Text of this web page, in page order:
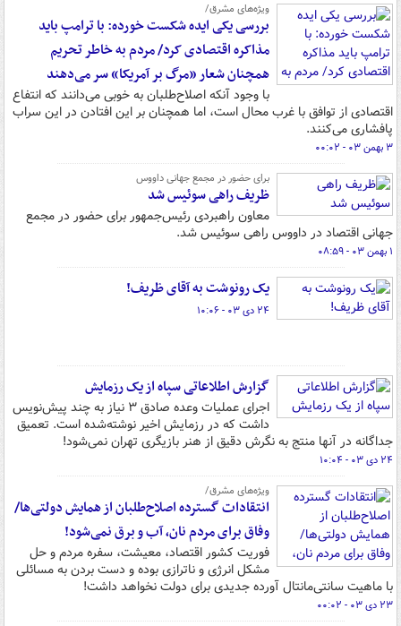
ویژه‌های مشرق/
بررسی یکی ایده شکست خورده: با ترامپ باید
مذاکره اقتصادی کرد/ مردم به خاطر تحریم
همچنان شعار «مرگ بر آمریکا» سر می‌دهند
با وجود آنکه اصلاح‌طلبان به خوبی می‌دانند که انتفاع
اقتصادی از توافق با غرب محال است، اما همچنان بر این افتادن در این سراب
پافشاری می‌کنند.
۳ بهمن ۰۳ - ۰۰:۰۲
برای حضور در مجمع جهانی داووس
ظریف راهی سوئیس شد
معاون راهبردی رئیس‌جمهور برای حضور در مجمع
جهانی اقتصاد در داووس راهی سوئیس شد.
۱ بهمن ۰۳ - ۰۸:۵۹
یک رونوشت به آقای ظریف!
۲۴ دی ۰۳ - ۱۰:۰۶
گزارش اطلاعاتی سپاه از یک رزمایش
اجرای عملیات وعده صادق ۳ نیاز به چند پیش‌نویس
داشت که در رزمایش اخیر نوشته‌شده است. تعمیق
جداگانه در آنها منتج به نگرش دقیق از هنر بازیگری تهران نمی‌شود!
۲۴ دی ۰۳ - ۱۰:۰۴
ویژه‌های مشرق/
انتقادات گسترده اصلاح‌طلبان از همایش دولتی‌ها/
وفاق برای مردم نان، آب و برق نمی‌شود!
فوریت کشور اقتصاد، معیشت، سفره مردم و حل
مشکل انرژی و ناترازی بوده و دست بردن به مسائلی
با ماهیت سانتی‌مانتال آورده جدیدی برای دولت نخواهد داشت!
۲۳ دی ۰۳ - ۰۰:۰۲